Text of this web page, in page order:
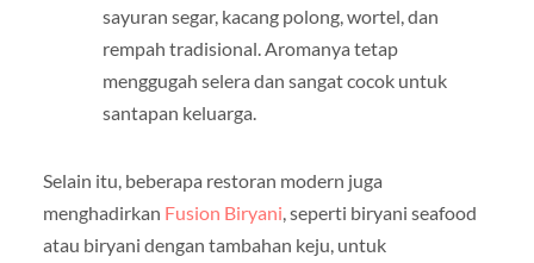
sayuran segar, kacang polong, wortel, dan
rempah tradisional. Aromanya tetap
menggugah selera dan sangat cocok untuk
santapan keluarga.
Selain itu, beberapa restoran modern juga
menghadirkan Fusion Biryani, seperti biryani seafood
atau biryani dengan tambahan keju, untuk